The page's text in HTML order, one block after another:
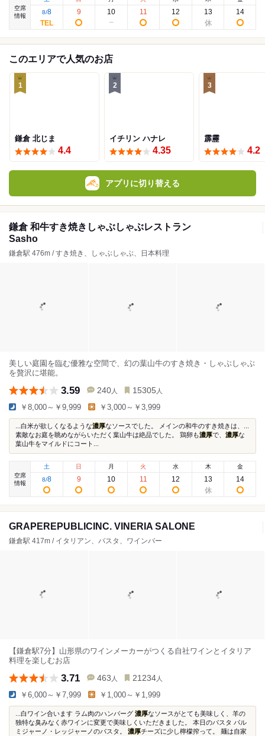
空席
情報
8/8 9 10 11 12 13 14
このエリアで人気のお店
1
鎌倉 北じま
4.4
2
イチリン ハナレ
4.35
3
霹靂
4.2
アプリに切り替える
鎌倉 和牛すき焼きしゃぶしゃぶレストラン
Sasho
鎌倉駅 476m / すき焼き、しゃぶしゃぶ、日本料理
美しい庭園を臨む優雅な空間で、幻の葉山牛のすき焼き・しゃぶしゃぶ
を贅沢に堪能。
3.59 240 人 15305 人
￥8,000～￥9,999 ￥3,000～￥3,999
...白米が欲しくなるような濃厚なソースでした。 メインの和牛のすき焼きは、...
素敵なお庭を眺めながらいただく葉山牛は絶品でした。 鶏卵も濃厚で、 濃厚な
葉山牛をマイルドにコート...
空席
情報
土
8/8
日
9
月
10
火
11
水
12
木
13
金
14
GRAPEREPUBLICINC. VINERIA SALONE
鎌倉駅 417m / イタリアン、パスタ、ワインバー
【鎌倉駅7分】山形県のワインメーカーがつくる自社ワインとイタリア
料理を楽しむお店
3.71 463 人 21234 人
￥6,000～￥7,999 ￥1,000～￥1,999
...白ワイン合います ラム肉のハンバーグ 濃厚なソースがとても美味しく、羊の
独特な臭みなく赤ワインに変更で美味しくいただきました。 本日のパスタ パル
ミジャーノ・レッジャーノのパスタ。 濃厚チーズに少し檸檬搾って。 麺は自家